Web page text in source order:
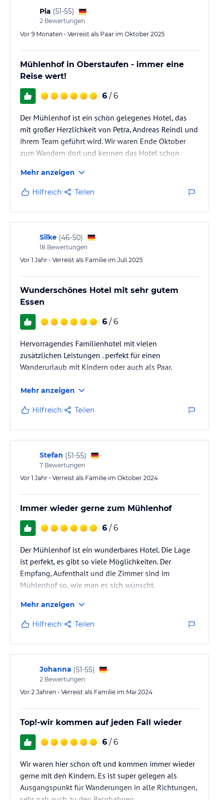
die Kids oder das moderne…
Pia (51-55)
2 Bewertungen
Vor 9 Monaten • Verreist als Paar im Oktober 2025
Mühlenhof in Oberstaufen - immer eine
Reise wert!
6 / 6
Der Mühlenhof ist ein schön gelegenes Hotel, das
mit großer Herzlichkeit von Petra, Andreas Reindl und
ihrem Team geführt wird. Wir waren Ende Oktober
zum Wandern dort und kennen das Hotel schon
erholen: Wir genießen das leckere Frühstücksbüfett
und das immer originell und fein zubereitete
Abendessen (Halbpension), entspannen nach der
Wanderung im Pool oder der Sauna und freuen uns
über die warme Atmosphäre im Haus. Außerdem kam
in diesem Jahr ein weiterer…
Mehr anzeigen
Hilfreich Teilen
Silke (46-50)
18 Bewertungen
Vor 1 Jahr • Verreist als Familie im Juli 2025
Wunderschönes Hotel mit sehr gutem
Essen
6 / 6
Hervorragendes Familienhotel mit vielen
zusätzlichen Leistungen . perfekt für einen
Wanderurlaub mit Kindern oder auch als Paar.
Mehr anzeigen
Hilfreich Teilen
Stefan (51-55)
7 Bewertungen
Vor 1 Jahr • Verreist als Familie im Oktober 2024
Immer wieder gerne zum Mühlenhof
6 / 6
Der Mühlenhof ist ein wunderbares Hotel. Die Lage
ist perfekt, es gibt so viele Möglichkeiten. Der
Empfang, Aufenthalt und die Zimmer sind im
Mühlenhof so, wie man es sich wünscht.
ist. Die Stimmung beim Abendessen oder Frühstück
ist stets entspannt, gelassen. So, wie es im Urlaub
Am Mühlenhof selbst fanden wir es unter anderem
auch super, dass man dort auch Tischtennis spielen
Mehr anzeigen
Hilfreich Teilen
Johanna (51-55)
2 Bewertungen
Vor 2 Jahren • Verreist als Familie im Mai 2024
Top!-wir kommen auf jeden Fall wieder
6 / 6
Wir waren hier schon oft und kommen immer wieder
gerne mit den Kindern. Es ist super gelegen als
Ausgangspunkt für Wanderungen in alle Richtungen,